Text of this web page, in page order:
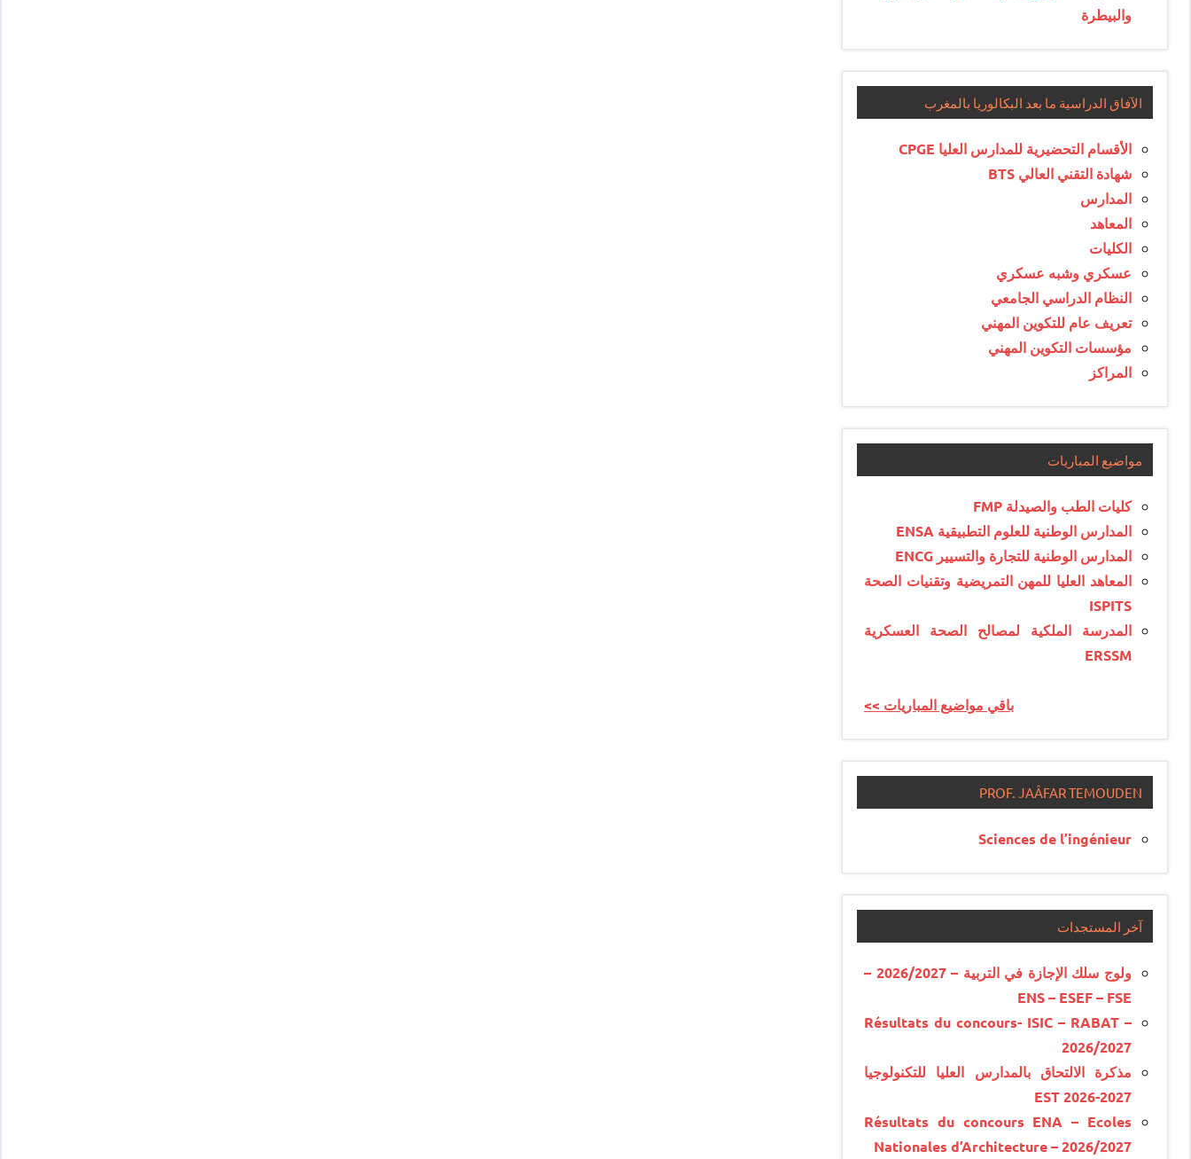
والبيطرة
الآفاق الدراسية ما بعد البكالوريا بالمغرب
الأقسام التحضيرية للمدارس العليا CPGE
شهادة التقني العالي BTS
المدارس
المعاهد
الكليات
عسكري وشبه عسكري
النظام الدراسي الجامعي
تعريف عام للتكوين المهني
مؤسسات التكوين المهني
المراكز
مواضيع المباريات
كليات الطب والصيدلة FMP
المدارس الوطنية للعلوم التطبيقية ENSA
المدارس الوطنية للتجارة والتسيير ENCG
المعاهد العليا للمهن التمريضية وتقنيات الصحة
ISPITS
المدرسة الملكية لمصالح الصحة العسكرية
ERSSM
<< باقي مواضيع المباريات
PROF. JAÂFAR TEMOUDEN
Sciences de l’ingénieur
آخر المستجدات
ولوج سلك الإجازة في التربية – 2026/2027 –
ENS – ESEF – FSE
Résultats du concours- ISIC – RABAT –
2026/2027
مذكرة الالتحاق بالمدارس العليا للتكنولوجيا
EST 2026-2027
Résultats du concours ENA – Ecoles
Nationales d’Architecture – 2026/2027